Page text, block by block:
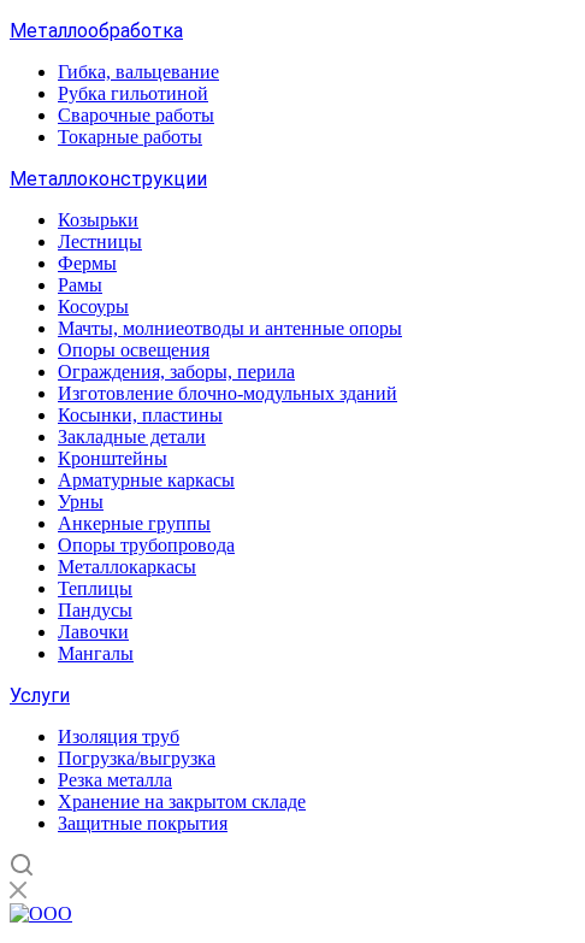
Металлообработка
Гибка, вальцевание
Рубка гильотиной
Сварочные работы
Токарные работы
Металлоконструкции
Козырьки
Лестницы
Фермы
Рамы
Косоуры
Мачты, молниеотводы и антенные опоры
Опоры освещения
Ограждения, заборы, перила
Изготовление блочно-модульных зданий
Косынки, пластины
Закладные детали
Кронштейны
Арматурные каркасы
Урны
Анкерные группы
Опоры трубопровода
Металлокаркасы
Теплицы
Пандусы
Лавочки
Мангалы
Услуги
Изоляция труб
Погрузка/выгрузка
Резка металла
Хранение на закрытом складе
Защитные покрытия